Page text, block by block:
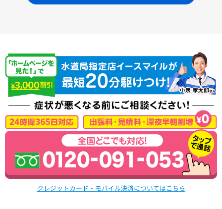
クレジットカード・モバイル決済についてはこちら